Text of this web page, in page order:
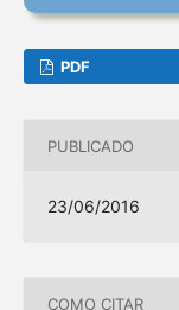
PDF
PUBLICADO
23/06/2016
COMO CITAR